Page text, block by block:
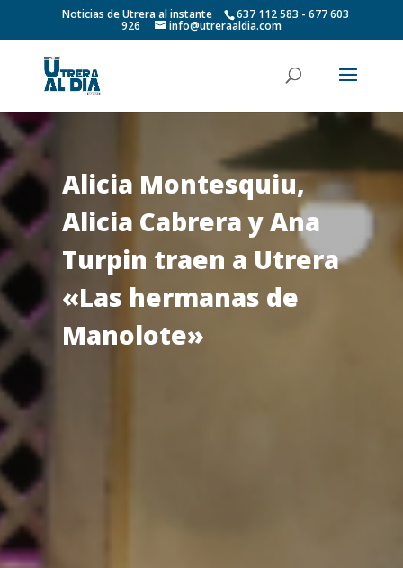
Noticias de Utrera al instante 637 112 583 - 677 603
926 info@utreraaldia.com
Alicia Montesquiu,
Alicia Cabrera y Ana
Turpin traen a Utrera
«Las hermanas de
Manolote»